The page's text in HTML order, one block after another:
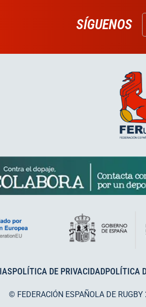
SÍGUENOS
POLÍTICA DE PRIVACIDADPOLÍTICA
© FEDERACIÓN ESPAÑOLA DE